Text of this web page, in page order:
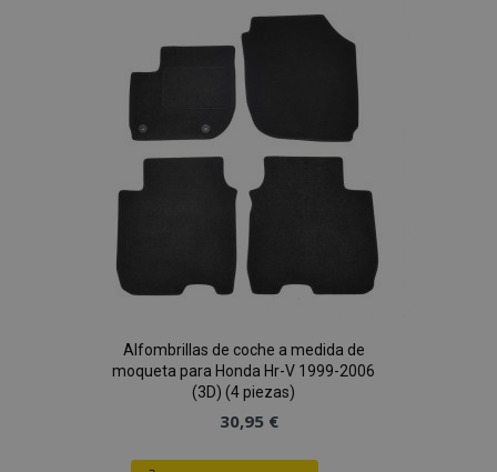
Lista
de
Alfombrillas de coche a medida de
moqueta para Honda Hr-V 1999-2006
(3D) (4 piezas)
30,95 €